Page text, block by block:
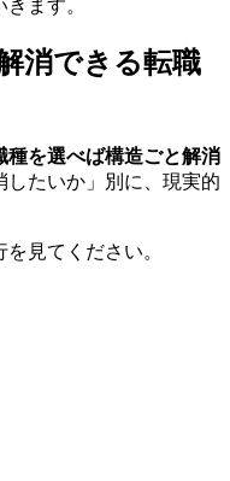
ます。
消できる転職
種を選べば構造ごと解消
したいか」別に、現実的
見てください。